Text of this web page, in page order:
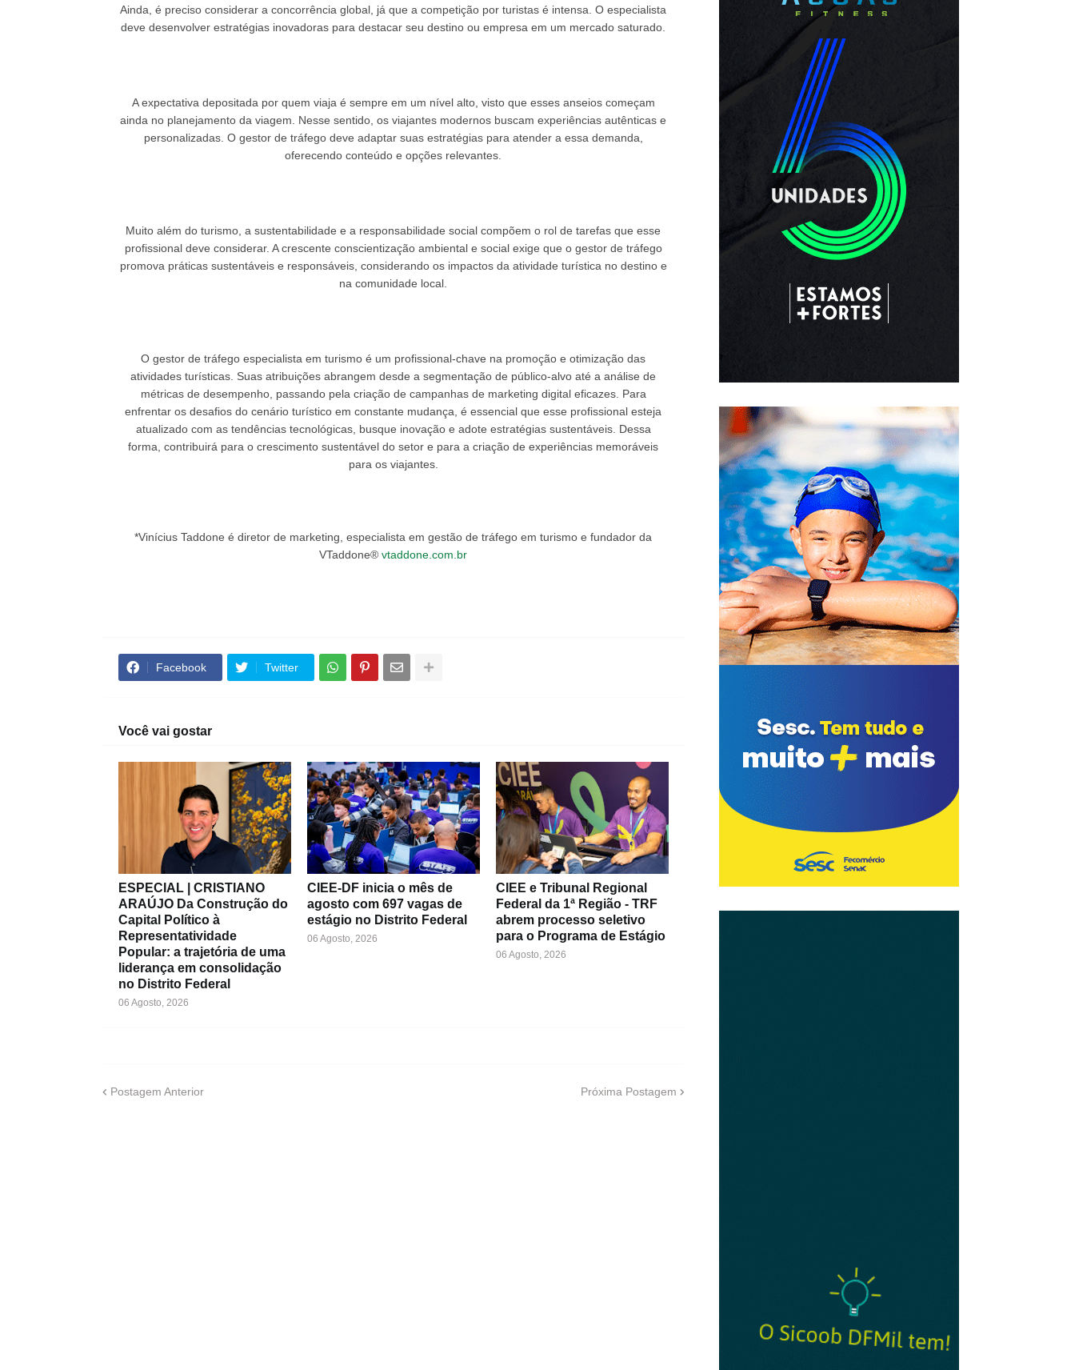
Ainda, é preciso considerar a concorrência global, já que a competição por turistas é intensa. O especialista
deve desenvolver estratégias inovadoras para destacar seu destino ou empresa em um mercado saturado.
A expectativa depositada por quem viaja é sempre em um nível alto, visto que esses anseios começam
ainda no planejamento da viagem. Nesse sentido, os viajantes modernos buscam experiências autênticas e
personalizadas. O gestor de tráfego deve adaptar suas estratégias para atender a essa demanda,
oferecendo conteúdo e opções relevantes.
Muito além do turismo, a sustentabilidade e a responsabilidade social compõem o rol de tarefas que esse
profissional deve considerar. A crescente conscientização ambiental e social exige que o gestor de tráfego
promova práticas sustentáveis e responsáveis, considerando os impactos da atividade turística no destino e
na comunidade local.
O gestor de tráfego especialista em turismo é um profissional-chave na promoção e otimização das
atividades turísticas. Suas atribuições abrangem desde a segmentação de público-alvo até a análise de
métricas de desempenho, passando pela criação de campanhas de marketing digital eficazes. Para
enfrentar os desafios do cenário turístico em constante mudança, é essencial que esse profissional esteja
atualizado com as tendências tecnológicas, busque inovação e adote estratégias sustentáveis. Dessa
forma, contribuirá para o crescimento sustentável do setor e para a criação de experiências memoráveis
para os viajantes.
*Vinícius Taddone é diretor de marketing, especialista em gestão de tráfego em turismo e fundador da
VTaddone® vtaddone.com.br
Facebook Twitter
Você vai gostar
ESPECIAL | CRISTIANO
ARAÚJO Da Construção do
Capital Político à
Representatividade
Popular: a trajetória de uma
liderança em consolidação
no Distrito Federal
06 Agosto, 2026
CIEE-DF inicia o mês de
agosto com 697 vagas de
estágio no Distrito Federal
06 Agosto, 2026
CIEE e Tribunal Regional
Federal da 1ª Região - TRF
abrem processo seletivo
para o Programa de Estágio
06 Agosto, 2026
Postagem Anterior Próxima Postagem